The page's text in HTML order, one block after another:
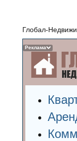
Реклама
Глобал-